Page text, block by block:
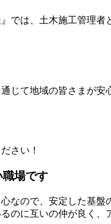
では、土木施工管理者
じて地域の皆さまが安
さい！
場です
なので、安定した基盤
のに互いの仲が良く